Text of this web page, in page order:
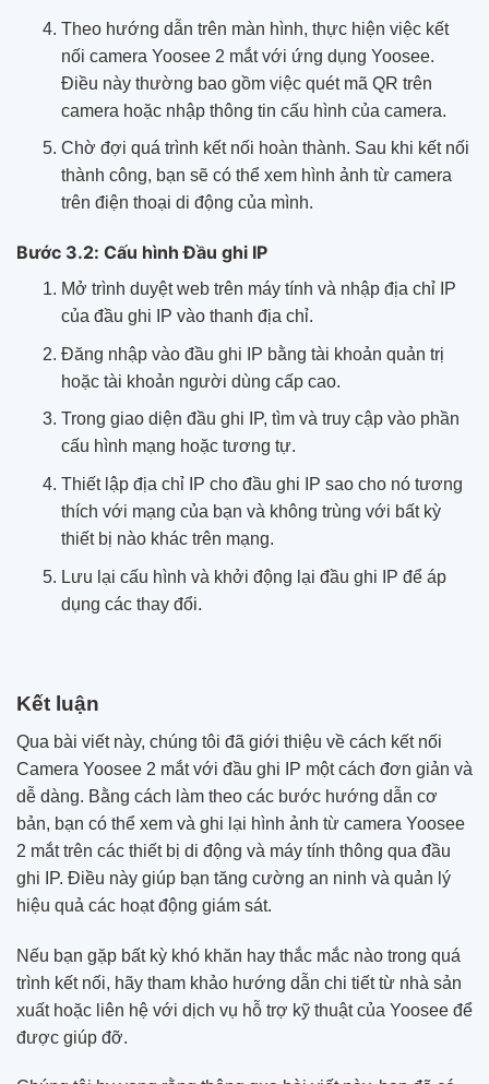
Theo hướng dẫn trên màn hình, thực hiện việc kết
nối camera Yoosee 2 mắt với ứng dụng Yoosee.
Điều này thường bao gồm việc quét mã QR trên
camera hoặc nhập thông tin cấu hình của camera.
Chờ đợi quá trình kết nối hoàn thành. Sau khi kết nối
thành công, bạn sẽ có thể xem hình ảnh từ camera
trên điện thoại di động của mình.
Bước 3.2: Cấu hình Đầu ghi IP
Mở trình duyệt web trên máy tính và nhập địa chỉ IP
của đầu ghi IP vào thanh địa chỉ.
Đăng nhập vào đầu ghi IP bằng tài khoản quản trị
hoặc tài khoản người dùng cấp cao.
Trong giao diện đầu ghi IP, tìm và truy cập vào phần
cấu hình mạng hoặc tương tự.
Thiết lập địa chỉ IP cho đầu ghi IP sao cho nó tương
thích với mạng của bạn và không trùng với bất kỳ
thiết bị nào khác trên mạng.
Lưu lại cấu hình và khởi động lại đầu ghi IP để áp
dụng các thay đổi.
Kết luận
Qua bài viết này, chúng tôi đã giới thiệu về cách kết nối
Camera Yoosee 2 mắt với đầu ghi IP một cách đơn giản và
dễ dàng. Bằng cách làm theo các bước hướng dẫn cơ
bản, bạn có thể xem và ghi lại hình ảnh từ camera Yoosee
2 mắt trên các thiết bị di động và máy tính thông qua đầu
ghi IP. Điều này giúp bạn tăng cường an ninh và quản lý
hiệu quả các hoạt động giám sát.
Nếu bạn gặp bất kỳ khó khăn hay thắc mắc nào trong quá
trình kết nối, hãy tham khảo hướng dẫn chi tiết từ nhà sản
xuất hoặc liên hệ với dịch vụ hỗ trợ kỹ thuật của Yoosee để
được giúp đỡ.